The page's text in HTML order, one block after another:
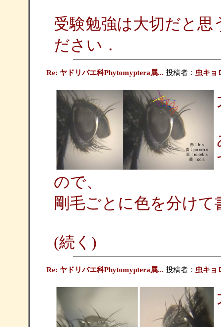
受験勉強は大切だと
ださい．
Re: ヤドリバエ科Phytomyptera属... 投稿者： 虫キョ
ので、
剛毛ごとに色を分け
(続く)
Re: ヤドリバエ科Phytomyptera属... 投稿者： 虫キョ